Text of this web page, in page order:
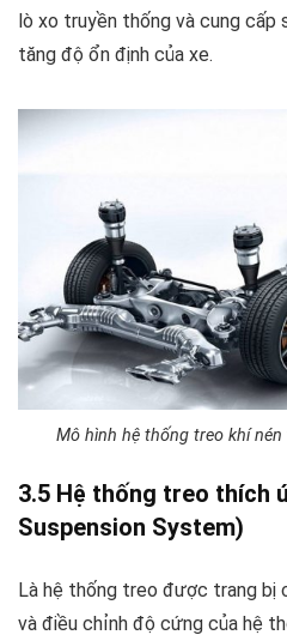
lò xo truyền thống và cung cấp
tăng độ ổn định của xe.
Mô hình hệ thống treo khí
3.5 Hệ thống treo thích
Suspension System)
Là hệ thống treo được trang bị
và điều chỉnh độ cứng của hệ